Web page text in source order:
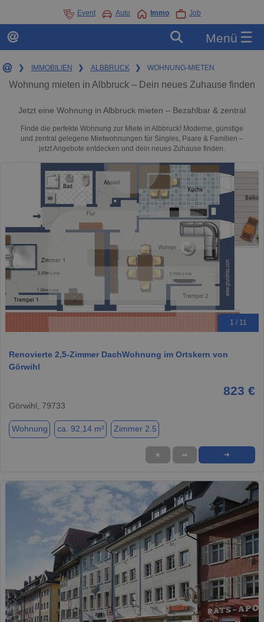
Event Auto Immo Job
Menü ☰
❯ IMMOBILIEN ❯ ALBBRUCK ❯ WOHNUNG-MIETEN
Wohnung mieten in Albbruck – Dein neues Zuhause finden
Jetzt eine Wohnung in Albbruck mieten – Bezahlbar & zentral
Finde die perfekte Wohnung zur Miete in Albbruck! Moderne, günstige
und zentral gelegene Mietwohnungen für Singles, Paare & Familien –
jetzt Angebote entdecken und dein neues Zuhause finden.
1 / 11
Renovierte 2,5-Zimmer DachWohnung im Ortskern von
Görwihl
823 €
Görwihl, 79733
Wohnung ca. 92,14 m² Zimmer 2.5
★ ➦ ➜